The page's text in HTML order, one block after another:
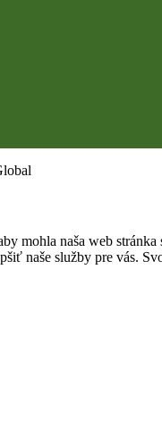
mohla naša web
naše služby pre vás.